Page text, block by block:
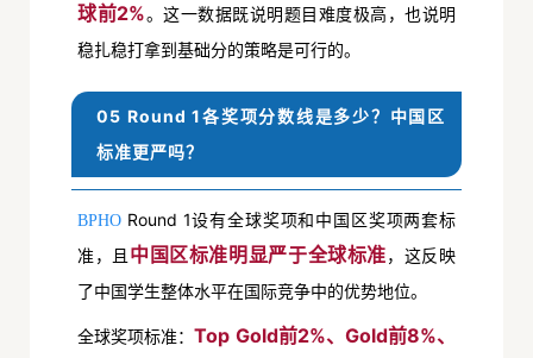
球前2%。这一数据既说明题目难度极高，也说明
稳扎稳打拿到基础分的策略是可行的。
05 Round 1各奖项分数线是多少？中国区
标准更严吗？
BPHO Round 1设有全球奖项和中国区奖项两套标
准，且 中国区标准明显严于全球标准，这反映
了中国学生整体水平在国际竞争中的优势地位。
全球奖项标准：Top Gold前2%、Gold前8%、